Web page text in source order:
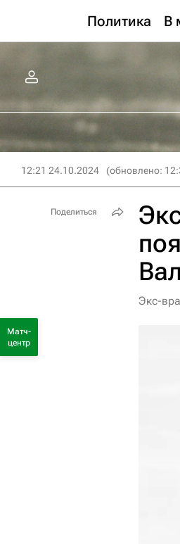
Политика В
12:21 24.10.2024 (обновлено:
Экс-
Поделиться
Матч-
центр